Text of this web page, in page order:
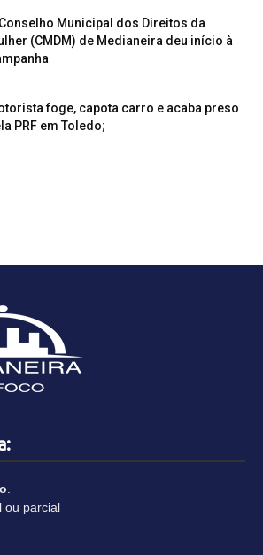
Municipal dos Direitos da
(CMDM) de Medianeira deu início à
foge, capota carro e acaba preso
PRF em Toledo;
ou parcial